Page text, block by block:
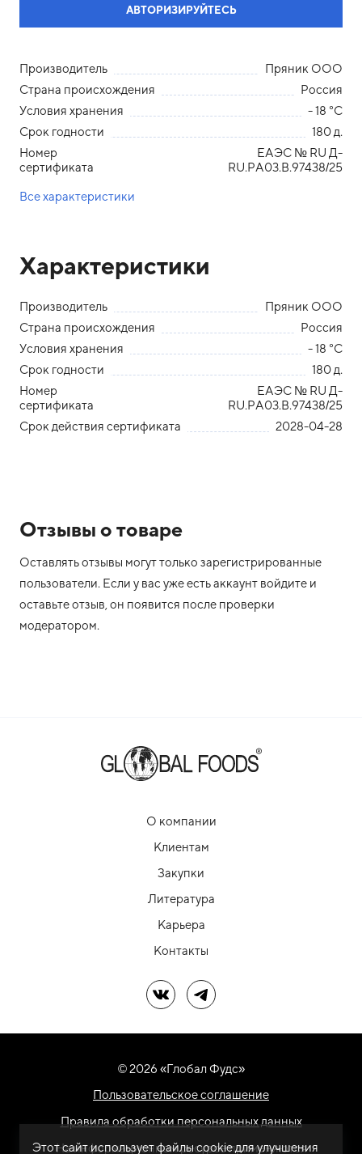
АВТОРИЗИРУЙТЕСЬ
Производитель
Пряник ООО
Страна происхождения
Россия
Условия хранения
- 18 °С
Срок годности
180 д.
Номер
сертификата
ЕАЭС № RU Д-
RU.РА03.В.97438/25
Все характеристики
Характеристики
Производитель
Пряник ООО
Страна происхождения
Россия
Условия хранения
- 18 °С
Срок годности
180 д.
Номер
сертификата
ЕАЭС № RU Д-
RU.РА03.В.97438/25
Срок действия сертификата
2028-04-28
Отзывы о товаре
Оставлять отзывы могут только зарегистрированные
пользователи. Если у вас уже есть аккаунт войдите и
оставьте отзыв, он появится после проверки
модератором.
О компании
Клиентам
Закупки
Литература
Карьера
Контакты
Мы в ВКМы в Telegram
© 2026 «Глобал Фудс»
Пользовательское соглашение
Правила обработки персональных данных
На информационном ресурсе применяются
Этот сайт использует файлы cookie для улучшения